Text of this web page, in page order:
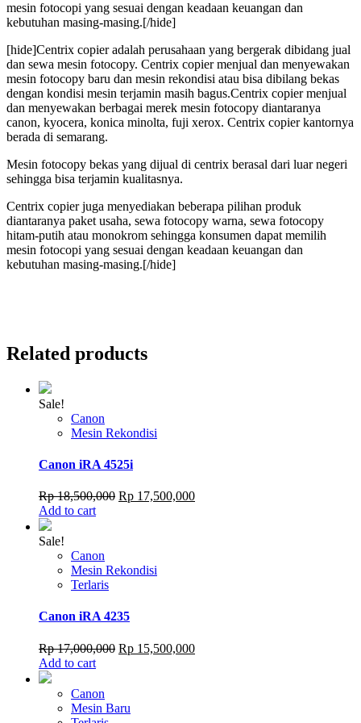
mesin fotocopi yang sesuai dengan keadaan keuangan dan
kebutuhan masing-masing.[/hide]
[hide]Centrix copier adalah perusahaan yang bergerak dibidang jual
dan sewa mesin fotocopy. Centrix copier menjual dan menyewakan
mesin fotocopy baru dan mesin rekondisi atau bisa dibilang bekas
dengan kondisi mesin terjamin masih bagus.Centrix copier menjual
dan menyewakan berbagai merek mesin fotocopy diantaranya
canon, kyocera, konica minolta, fuji xerox. Centrix copier kantornya
berada di semarang.
Mesin fotocopy bekas yang dijual di centrix berasal dari luar negeri
sehingga bisa terjamin kualitasnya.
Centrix copier juga menyediakan beberapa pilihan produk
diantaranya paket usaha, sewa fotocopy warna, sewa fotocopy
hitam-putih atau monokrom sehingga konsumen dapat memilih
mesin fotocopi yang sesuai dengan keadaan keuangan dan
kebutuhan masing-masing.[/hide]
Related products
Sale!
Canon
Mesin Rekondisi
Canon iRA 4525i
Rp18,500,000 Original
Rp 17,500,000Current
Add to cart
Sale!
Canon
Mesin Rekondisi
Terlaris
Canon iRA 4235
Rp17,000,000 Original
Rp 15,500,000Current
Add to cart
Canon
Mesin Baru